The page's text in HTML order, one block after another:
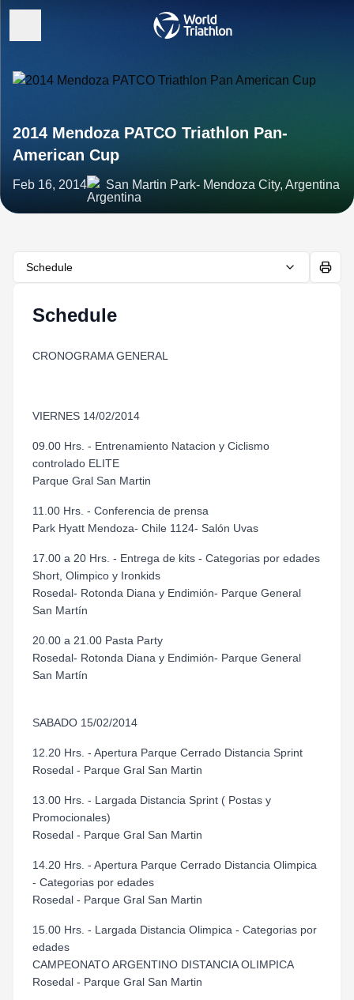
2014 Mendoza PATCO Triathlon Pan-
American Cup
Feb 16, 2014 San Martin Park- Mendoza City, Argentina
Schedule
Schedule
CRONOGRAMA GENERAL
VIERNES 14/02/2014
09.00 Hrs. - Entrenamiento Natacion y Ciclismo
controlado ELITE
Parque Gral San Martin
11.00 Hrs. - Conferencia de prensa
Park Hyatt Mendoza- Chile 1124- Salón Uvas
17.00 a 20 Hrs. - Entrega de kits - Categorias por edades
Short, Olimpico y Ironkids
Rosedal- Rotonda Diana y Endimión- Parque General
San Martín
20.00 a 21.00 Pasta Party
Rosedal- Rotonda Diana y Endimión- Parque General
San Martín
SABADO 15/02/2014
12.20 Hrs. - Apertura Parque Cerrado Distancia Sprint
Rosedal - Parque Gral San Martin
13.00 Hrs. - Largada Distancia Sprint ( Postas y
Promocionales)
Rosedal - Parque Gral San Martin
14.20 Hrs. - Apertura Parque Cerrado Distancia Olimpica
- Categorias por edades
Rosedal - Parque Gral San Martin
15.00 Hrs. - Largada Distancia Olimpica - Categorias por
edades
CAMPEONATO ARGENTINO DISTANCIA OLIMPICA
Rosedal - Parque Gral San Martin